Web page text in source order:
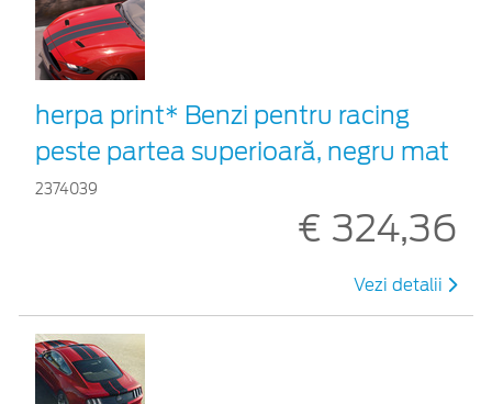
herpa print* Benzi pentru racing
peste partea superioară, negru mat
2374039
€ 324,36
Vezi detalii